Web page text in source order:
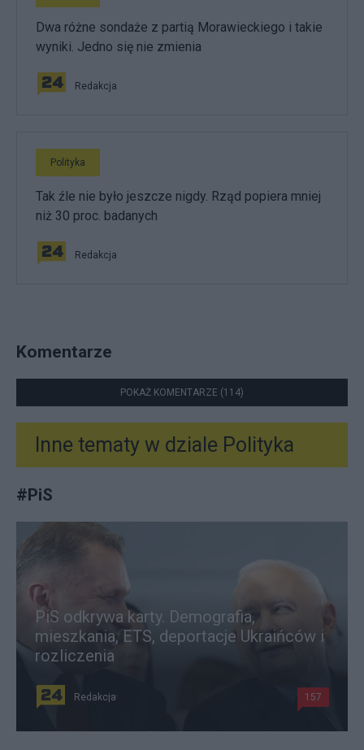
Dwa różne sondaże z partią Morawieckiego i takie
wyniki. Jedno się nie zmienia
Redakcja
Polityka
Tak źle nie było jeszcze nigdy. Rząd popiera mniej
niż 30 proc. badanych
Redakcja
Komentarze
POKAŻ KOMENTARZE (114)
Inne tematy w dziale Polityka
#PiS
PiS odkrywa karty. Demografia,
mieszkania, ETS, deportacje Ukraińców i
rozliczenia
Redakcja 157